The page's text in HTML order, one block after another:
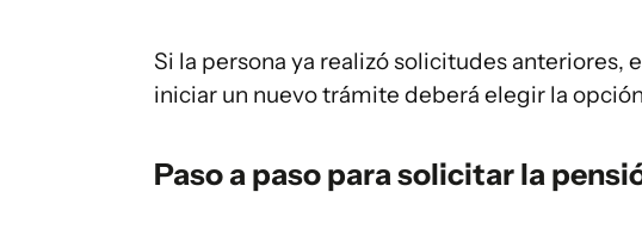
Si la persona ya realizó solicitudes anteriores,
iniciar un nuevo trámite deberá elegir la opción
Paso a paso para solicitar la